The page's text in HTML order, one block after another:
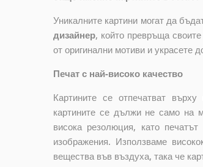
Уникалните картини могат да
дизайнер, койтопревръща своите
от оригинални мотиви и украсете
Печат с най-високо качество
Картините се отпечатват
картините се дължи не само на
висока резолюция, като печатът
изображения. Използваме
вещества във въздуха, така че